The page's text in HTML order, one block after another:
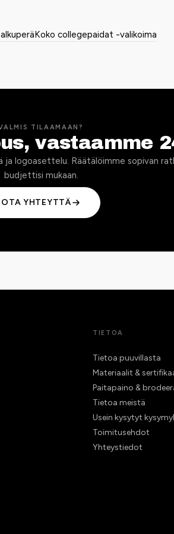
Koko collegepaidat -valikoima
TILAAMAAN?
vastaamme
ja logoasettelu. Räätälöimme sopivan
budjettisi mukaan.
OTA YHTEYTTÄ
TIETOA
Tietoa puuvillasta
Materiaalit &
Paitapaino &
Tietoa meistä
Usein kysytyt
Toimitusehdot
Yhteystiedot